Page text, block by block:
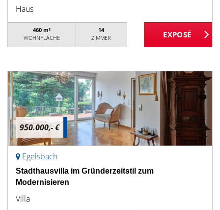
Haus
460 m²
WOHNFLÄCHE
14
ZIMMER
950.000,- €
Egelsbach
Stadthausvilla im Gründerzeitstil zum
Modernisieren
Villa